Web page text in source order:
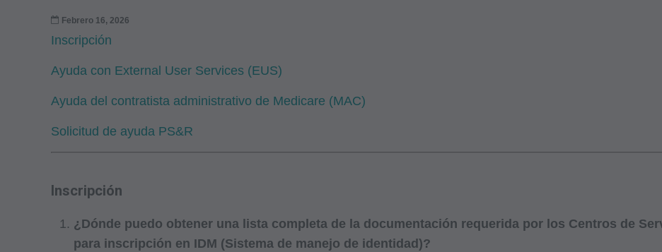
Febrero 16, 2026
Inscripción
Ayuda con External User Services (EUS)
Ayuda del contratista administrativo de Medicare (MAC)
Solicitud de ayuda PS&R
Inscripción
¿Dónde puedo obtener una lista completa de la documentación requerida por los Centros de
para inscripción en IDM (Sistema de manejo de identidad)?